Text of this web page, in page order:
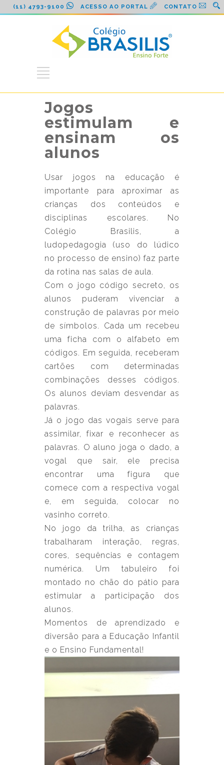
(11) 4793-9100 ACESSO AO PORTAL CONTATO
Jogos
estimulam e
ensinam os
alunos
Usar jogos na educação é
importante para aproximar as
crianças dos conteúdos e
disciplinas escolares. No
Colégio Brasilis, a
ludopedagogia (uso do lúdico
no processo de ensino) faz parte
da rotina nas salas de aula.
Com o jogo código secreto, os
alunos puderam vivenciar a
construção de palavras por meio
de símbolos. Cada um recebeu
uma ficha com o alfabeto em
códigos. Em seguida, receberam
cartões com determinadas
combinações desses códigos.
Os alunos deviam desvendar as
palavras.
Já o jogo das vogais serve para
assimilar, fixar e reconhecer as
palavras. O aluno joga o dado, a
vogal que sair, ele precisa
encontrar uma figura que
comece com a respectiva vogal
e, em seguida, colocar no
vasinho correto.
No jogo da trilha, as crianças
trabalharam interação, regras,
cores, sequências e contagem
numérica. Um tabuleiro foi
montado no chão do pátio para
estimular a participação dos
alunos.
Momentos de aprendizado e
diversão para a Educação Infantil
e o Ensino Fundamental!